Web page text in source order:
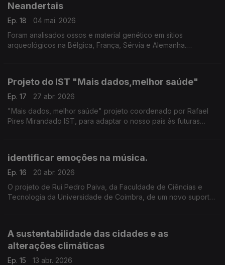
Neandertais
Ep. 18
04 mai. 2026
Foram analisados ossos e material genético em sítios
arqueológicos na Bélgica, França, Sérvia e Alemanha.
Projeto do IST "Mais dados,melhor saúde"
Ep. 17
27 abr. 2026
"Mais dados, melhor saúde" projeto coordenado por Rafael
Pires Mirandado IST, para adaptar o nosso país às futuras
identificar emoções na música.
Ep. 16
20 abr. 2026
O projeto de Rui Pedro Paiva, da Faculdade de Ciências e
Tecnologia da Universidade de Coimbra, de um novo suporte
A sustentabilidade das cidades e as
alterações climáticas
Ep. 15
13 abr. 2026